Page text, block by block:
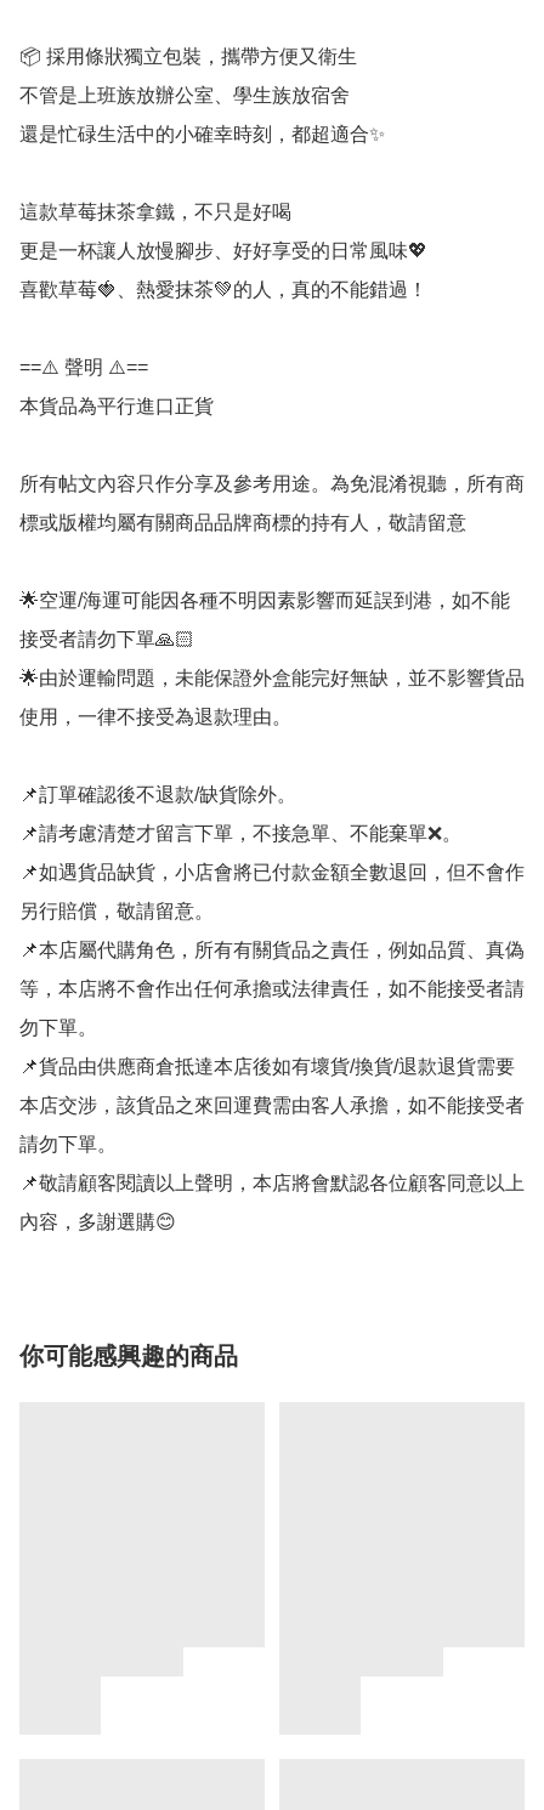
📦 採用條狀獨立包裝，攜帶方便又衛生
不管是上班族放辦公室、學生族放宿舍
還是忙碌生活中的小確幸時刻，都超適合✨
這款草莓抹茶拿鐵，不只是好喝
更是一杯讓人放慢腳步、好好享受的日常風味💖
喜歡草莓🍓、熱愛抹茶💚的人，真的不能錯過！
==⚠️ 聲明 ⚠️==
本貨品為平行進口正貨
所有帖文內容只作分享及參考用途。為免混淆視聽，所有商
標或版權均屬有關商品品牌商標的持有人，敬請留意
🌟空運/海運可能因各種不明因素影響而延誤到港，如不能
接受者請勿下單🙏🏻
🌟由於運輸問題，未能保證外盒能完好無缺，並不影響貨品
使用，一律不接受為退款理由。
📌訂單確認後不退款/缺貨除外。
📌請考慮清楚才留言下單，不接急單、不能棄單❌。
📌如遇貨品缺貨，小店會將已付款金額全數退回，但不會作
另行賠償，敬請留意。
📌本店屬代購角色，所有有關貨品之責任，例如品質、真偽
等，本店將不會作出任何承擔或法律責任，如不能接受者請
勿下單。
📌貨品由供應商倉抵達本店後如有壞貨/換貨/退款退貨需要
本店交涉，該貨品之來回運費需由客人承擔，如不能接受者
請勿下單。
📌敬請顧客閱讀以上聲明，本店將會默認各位顧客同意以上
內容，多謝選購😊
你可能感興趣的商品